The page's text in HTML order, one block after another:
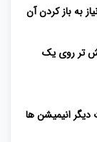
به باز کردن آن
تر روی یک
انیمیشن ها